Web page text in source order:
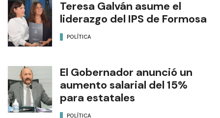
Teresa Galván asume el
liderazgo del IPS de Formosa
POLÍTICA
El Gobernador anunció un
aumento salarial del 15%
para estatales
POLÍTICA